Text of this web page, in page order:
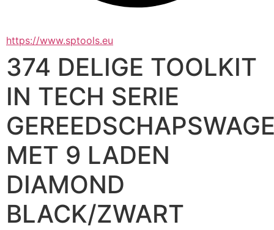
https://www.sptools.eu
374 DELIGE TOOLKIT
IN TECH SERIE
MET 9 LADEN
DIAMOND
BLACK/ZWART